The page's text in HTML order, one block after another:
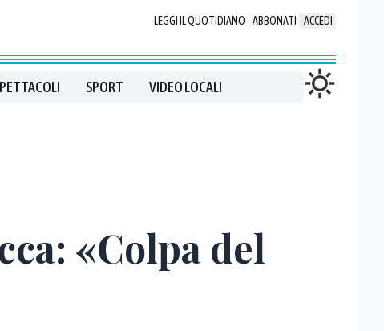
LEGGI IL QUOTIDIANO ABBONATI ACCEDI
SPORT VIDEO LOCALI
«Colpa del